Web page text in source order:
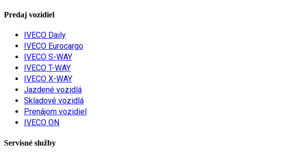
Predaj vozidiel
IVECO Daily
IVECO Eurocargo
IVECO S-WAY
IVECO T-WAY
IVECO X-WAY
Jazdené vozidlá
Skladové vozidlá
Prenájom vozidiel
IVECO ON
Servisné služby